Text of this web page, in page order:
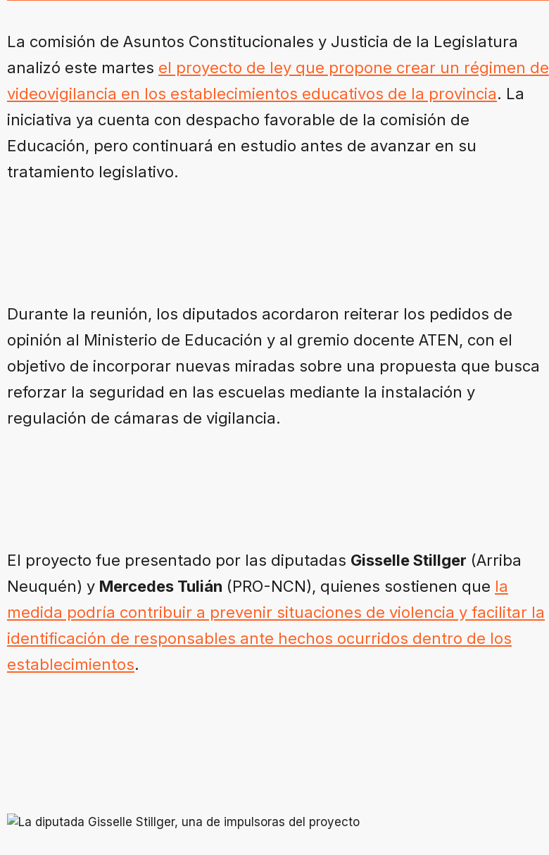
La comisión de Asuntos Constitucionales y Justicia de la Legislatura
analizó este martes el proyecto de ley que propone crear un régimen de
videovigilancia en los establecimientos educativos de la provincia. La
iniciativa ya cuenta con despacho favorable de la comisión de
Educación, pero continuará en estudio antes de avanzar en su
tratamiento legislativo.
Durante la reunión, los diputados acordaron reiterar los pedidos de
opinión al Ministerio de Educación y al gremio docente ATEN, con el
objetivo de incorporar nuevas miradas sobre una propuesta que busca
reforzar la seguridad en las escuelas mediante la instalación y
regulación de cámaras de vigilancia.
El proyecto fue presentado por las diputadas Gisselle Stillger (Arriba
Neuquén) y Mercedes Tulián (PRO-NCN), quienes sostienen que la
medida podría contribuir a prevenir situaciones de violencia y facilitar la
identificación de responsables ante hechos ocurridos dentro de los
establecimientos.